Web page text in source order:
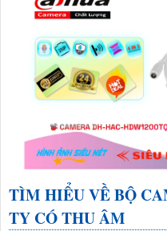
TÌM HIỂU VỀBỘ
TY CÓ THU ÂM